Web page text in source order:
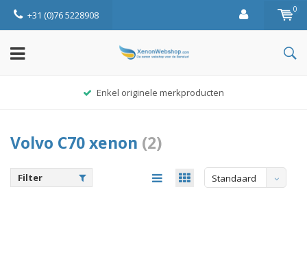
+31 (0)76 5228908 0
Enkel originele merkproducten
Volvo C70 xenon (2)
Filter Standaard